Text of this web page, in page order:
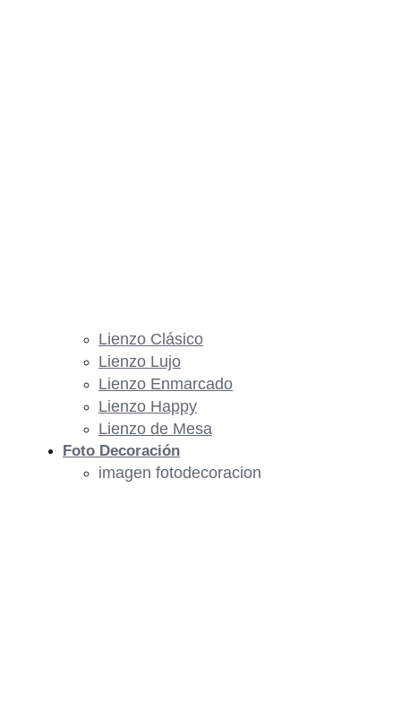
Lienzo Clásico
Lienzo Lujo
Lienzo Enmarcado
Lienzo Happy
Lienzo de Mesa
Foto Decoración
imagen fotodecoracion